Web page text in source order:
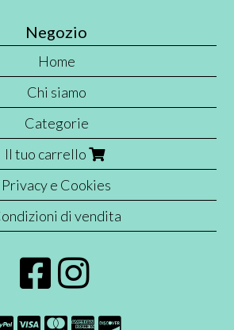
Negozio
Home
Chi siamo
Categorie
Il tuo carrello
Privacy e Cookies
di vendita